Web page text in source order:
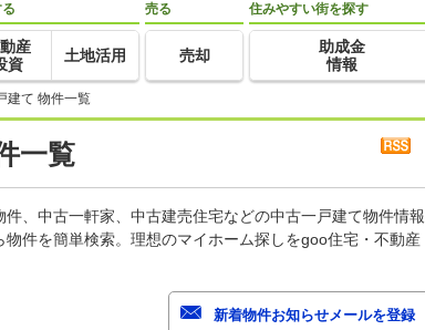
産
資
土地活用
売る
売却
住みやすい街を探す
助成金
情報
建て 物件一覧
一覧
、中古一軒家、中古建売住宅などの中古一戸建て物件情報
件を簡単検索。理想のマイホーム探しをgoo住宅・不動産